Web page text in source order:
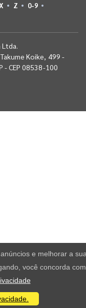
Z 0-9
Koike, 499 -
- CEP 08538-100
e melhorar a
você concorda